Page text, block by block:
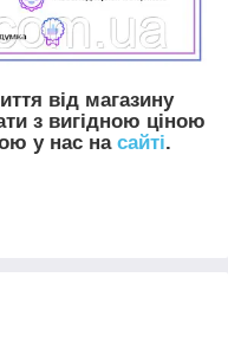
від магазину
з вигідною ціною
у нас на сайті.